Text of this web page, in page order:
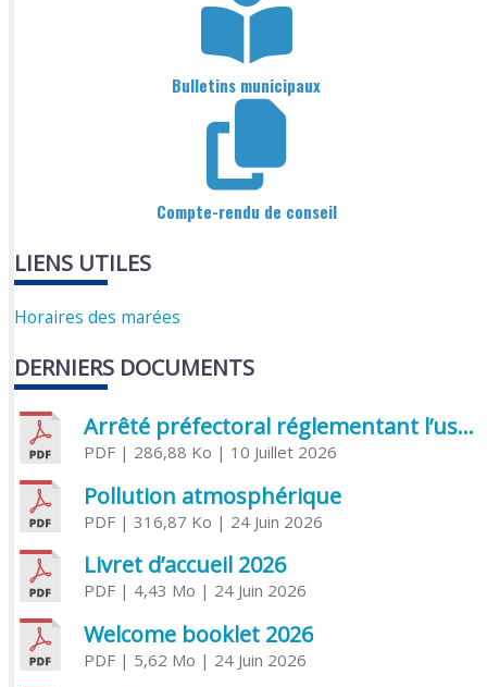
Bulletins municipaux
Compte-rendu de conseil
LIENS UTILES
Horaires des marées
DERNIERS DOCUMENTS
Arrêté préfectoral réglementant l’usage de l’eau
PDF| 286,88 Ko | 10 Juillet 2026
Pollution atmosphérique
PDF| 316,87 Ko | 24 Juin 2026
Livret d’accueil 2026
PDF| 4,43 Mo | 24 Juin 2026
Welcome booklet 2026
PDF| 5,62 Mo | 24 Juin 2026